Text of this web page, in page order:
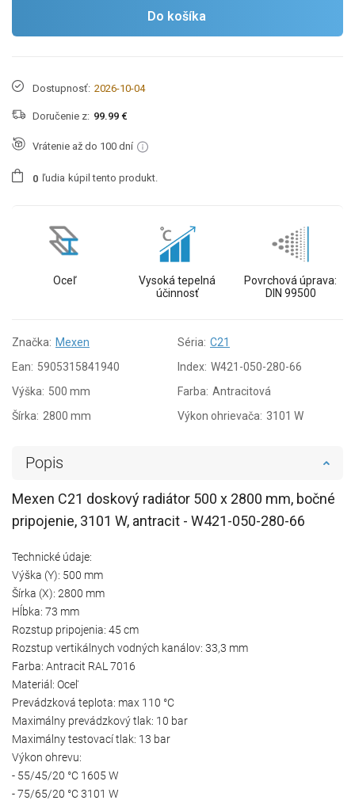
Do košíka
Dostupnosť: 2026-10-04
Doručenie z: 99.99 €
Vrátenie až do 100 dní
0 ľudia kúpil tento produkt.
Oceľ
Vysoká tepelná
účinnosť
Povrchová úprava:
DIN 99500
Značka: Mexen Séria: C21
Ean: 5905315841940 Index: W421-050-280-66
Výška: 500 mm Farba: Antracitová
Šírka: 2800 mm Výkon ohrievača: 3101 W
Popis
Mexen C21 doskový radiátor 500 x 2800 mm, bočné
pripojenie, 3101 W, antracit - W421-050-280-66
Technické údaje:
Výška (Y): 500 mm
Šírka (X): 2800 mm
Hĺbka: 73 mm
Rozstup pripojenia: 45 cm
Rozstup vertikálnych vodných kanálov: 33,3 mm
Farba: Antracit RAL 7016
Materiál: Oceľ
Prevádzková teplota: max 110 °C
Maximálny prevádzkový tlak: 10 bar
Maximálny testovací tlak: 13 bar
Výkon ohrevu:
- 55/45/20 °C 1605 W
- 75/65/20 °C 3101 W